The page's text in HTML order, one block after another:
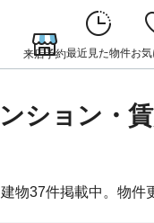
来店予約最近見た物件お気
ション・
物37件掲載中。物件